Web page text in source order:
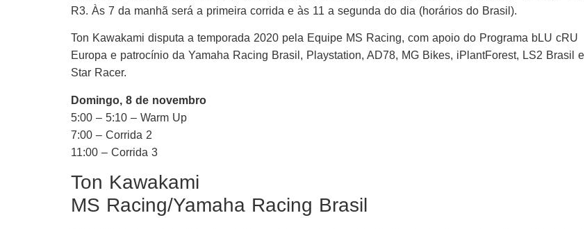
R3. Às 7 da manhã será a primeira corrida e às 11 a segunda do dia (horários do Brasil).
Ton Kawakami disputa a temporada 2020 pela Equipe MS Racing, com apoio do Programa bLU cRU
Europa e patrocínio da Yamaha Racing Brasil, Playstation, AD78, MG Bikes, iPlantForest, LS2 Brasil e
Star Racer.
Domingo, 8 de novembro
5:00 – 5:10 – Warm Up
7:00 – Corrida 2
11:00 – Corrida 3
Ton Kawakami
MS Racing/Yamaha Racing Brasil